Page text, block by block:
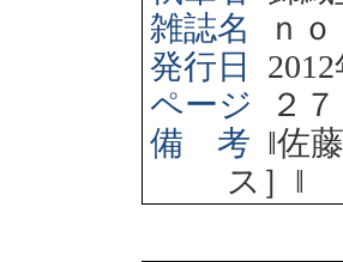
雑誌名
ｎ
発行日
2012
ページ
２
備 考 ‖佐
ス］ ‖